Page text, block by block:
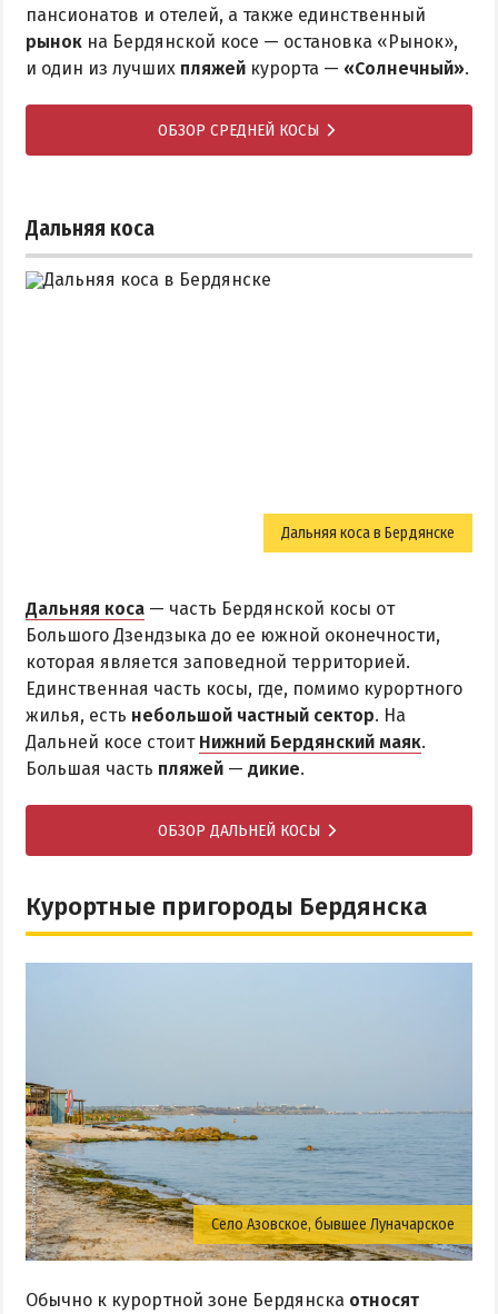
пансионатов и отелей, а также единственный
рынок на Бердянской косе — остановка «Рынок»,
и один из лучших пляжей курорта — «Солнечный».
ОБЗОР СРЕДНЕЙ КОСЫ
Дальняя коса
Дальняя коса в Бердянске
Дальняя коса — часть Бердянской косы от
Большого Дзендзыка до ее южной оконечности,
которая является заповедной территорией.
Единственная часть косы, где, помимо курортного
жилья, есть небольшой частный сектор. На
Дальней косе стоит Нижний Бердянский маяк.
Большая часть пляжей — дикие.
ОБЗОР ДАЛЬНЕЙ КОСЫ
Курортные пригороды Бердянска
Село Азовское, бывшее Луначарское
Обычно к курортной зоне Бердянска относят